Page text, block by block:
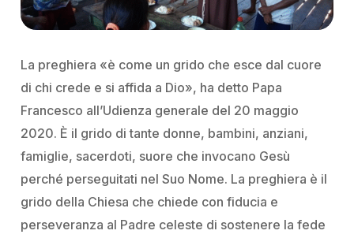
La preghiera «è come un grido che esce dal cuore
di chi crede e si affida a Dio», ha detto Papa
Francesco all’Udienza generale del 20 maggio
2020. È il grido di tante donne, bambini, anziani,
famiglie, sacerdoti, suore che invocano Gesù
perché perseguitati nel Suo Nome. La preghiera è il
grido della Chiesa che chiede con fiducia e
perseveranza al Padre celeste di sostenere la fede